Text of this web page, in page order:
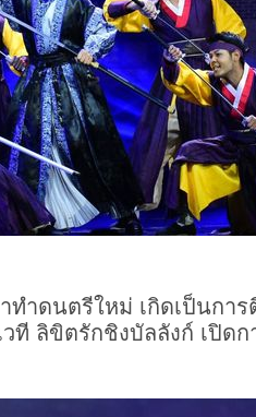
ทำดนตรีใหม่ เกิดเป็นกา
ที ลิขิตรักชิงบัลลังก์ เปิด